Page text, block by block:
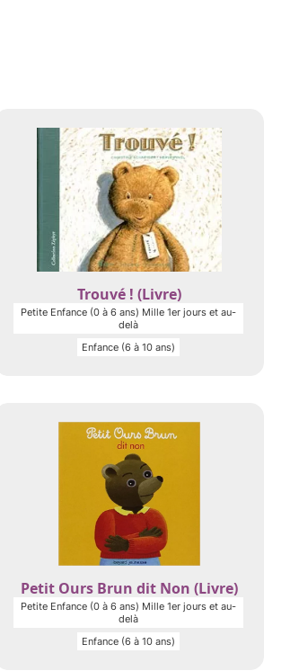
Trouvé ! (Livre)
Petite Enfance (0 à 6 ans) Mille 1er jours et au-
delà
Enfance (6 à 10 ans)
Petit Ours Brun dit Non (Livre)
Petite Enfance (0 à 6 ans) Mille 1er jours et au-
delà
Enfance (6 à 10 ans)